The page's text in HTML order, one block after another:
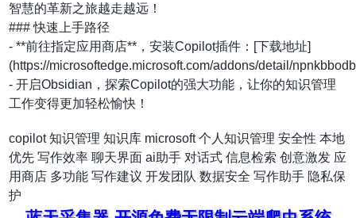
智慧的革新之旅越走越远！
### 快速上手路径
- **前往指定应用商店**，安装Copilot插件：[下载地址]
(https://microsoftedge.microsoft.com/addons/detail/
- 开启Obsidian，探索Copilot的强大功能，让你的知识管理
工作变得更加轻松愉快！
copilot 知识管理 知识库 microsoft 个人知识管理 安全性 本地
优先 写作效率 聊天界面 ai助手 对话式 信息检索 创意激发 应
用商店 多功能 写作建议 开发团队 数据安全 写作助手 隐私保
护